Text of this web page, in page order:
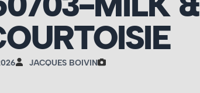
JACQUES BOIVIN